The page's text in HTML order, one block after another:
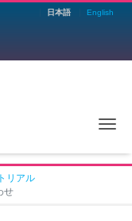
日本語 English
リアル
せ